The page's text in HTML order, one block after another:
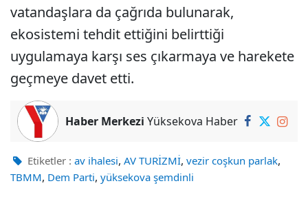
vatandaşlara da çağrıda bulunarak,
ekosistemi tehdit ettiğini belirttiği
uygulamaya karşı ses çıkarmaya ve harekete
geçmeye davet etti.
Haber Merkezi Yüksekova Haber
Etiketler : av ihalesi, AV TURİZMİ, vezir coşkun parlak,
TBMM, Dem Parti, yüksekova şemdinli